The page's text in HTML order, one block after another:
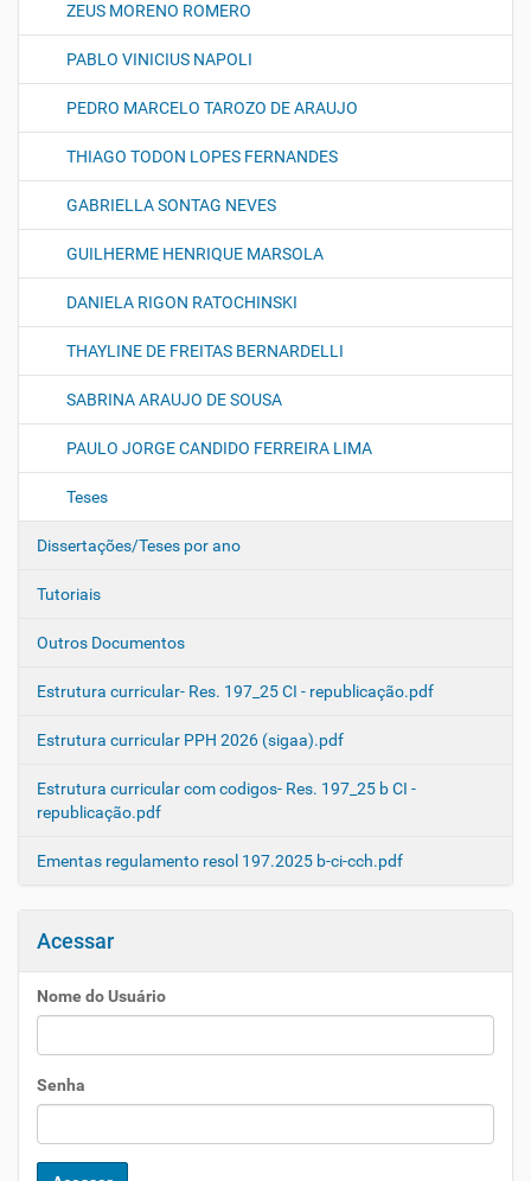
ZEUS MORENO ROMERO
PABLO VINICIUS NAPOLI
PEDRO MARCELO TAROZO DE ARAUJO
THIAGO TODON LOPES FERNANDES
GABRIELLA SONTAG NEVES
GUILHERME HENRIQUE MARSOLA
DANIELA RIGON RATOCHINSKI
THAYLINE DE FREITAS BERNARDELLI
SABRINA ARAUJO DE SOUSA
PAULO JORGE CANDIDO FERREIRA LIMA
Teses
Dissertações/Teses por ano
Tutoriais
Outros Documentos
Estrutura curricular- Res. 197_25 CI - republicação.pdf
Estrutura curricular PPH 2026 (sigaa).pdf
Estrutura curricular com codigos- Res. 197_25 b CI -
republicação.pdf
Ementas regulamento resol 197.2025 b-ci-cch.pdf
Acessar
Nome do Usuário
Senha